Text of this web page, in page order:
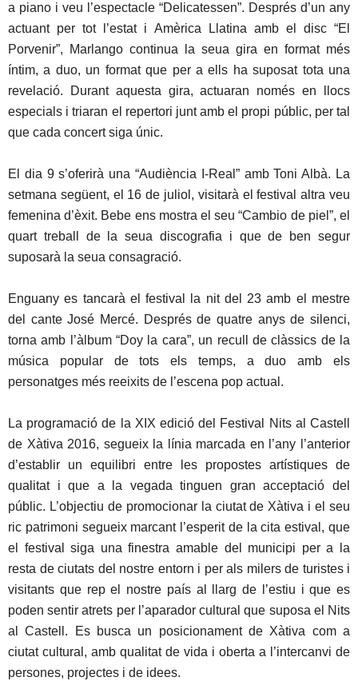
a piano i veu l’espectacle “Delicatessen”. Després d’un any
actuant per tot l’estat i Amèrica Llatina amb el disc “El
Porvenir”, Marlango continua la seua gira en format més
íntim, a duo, un format que per a ells ha suposat tota una
revelació. Durant aquesta gira, actuaran només en llocs
especials i triaran el repertori junt amb el propi públic, per tal
que cada concert siga únic.
El dia 9 s’oferirà una “Audiència I-Real” amb Toni Albà. La
setmana següent, el 16 de juliol, visitarà el festival altra veu
femenina d’èxit. Bebe ens mostra el seu “Cambio de piel”, el
quart treball de la seua discografia i que de ben segur
suposarà la seua consagració.
Enguany es tancarà el festival la nit del 23 amb el mestre
del cante José Mercé. Després de quatre anys de silenci,
torna amb l’àlbum “Doy la cara”, un recull de clàssics de la
música popular de tots els temps, a duo amb els
personatges més reeixits de l’escena pop actual.
La programació de la XIX edició del Festival Nits al Castell
de Xàtiva 2016, segueix la línia marcada en l’any l’anterior
d’establir un equilibri entre les propostes artístiques de
qualitat i que a la vegada tinguen gran acceptació del
públic. L’objectiu de promocionar la ciutat de Xàtiva i el seu
ric patrimoni segueix marcant l’esperit de la cita estival, que
el festival siga una finestra amable del municipi per a la
resta de ciutats del nostre entorn i per als milers de turistes i
visitants que rep el nostre país al llarg de l’estiu i que es
poden sentir atrets per l’aparador cultural que suposa el Nits
al Castell. Es busca un posicionament de Xàtiva com a
ciutat cultural, amb qualitat de vida i oberta a l’intercanvi de
persones, projectes i de idees.